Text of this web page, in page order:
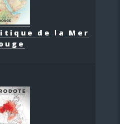
de la Mer